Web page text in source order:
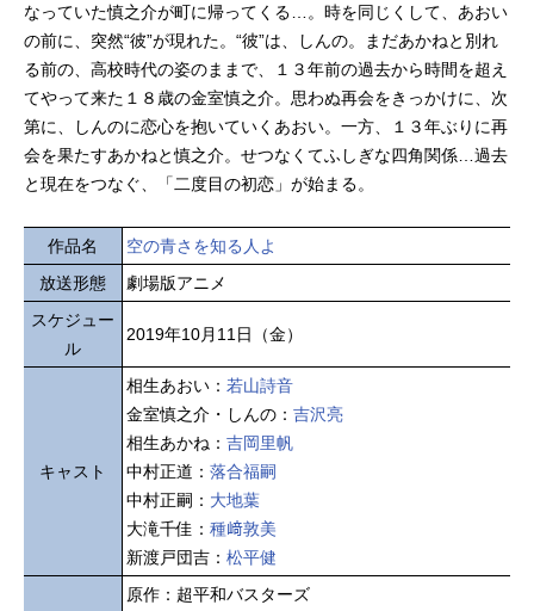
なっていた慎之介が町に帰ってくる…。時を同じくして、あおい
の前に、突然“彼”が現れた。“彼”は、しんの。まだあかねと別れ
る前の、高校時代の姿のままで、１３年前の過去から時間を超え
てやって来た１８歳の金室慎之介。思わぬ再会をきっかけに、次
第に、しんのに恋心を抱いていくあおい。一方、１３年ぶりに再
会を果たすあかねと慎之介。せつなくてふしぎな四角関係…過去
と現在をつなぐ、「二度目の初恋」が始まる。
作品名
空の青さを知る人よ
放送形態
劇場版アニメ
スケジュー
ル
2019年10月11日（金）
キャスト
相生あおい： 若山詩音
金室慎之介・しんの： 吉沢亮
相生あかね： 吉岡里帆
中村正道： 落合福嗣
中村正嗣： 大地葉
大滝千佳： 種﨑敦美
新渡戸団吉： 松平健
原作：超平和バスターズ